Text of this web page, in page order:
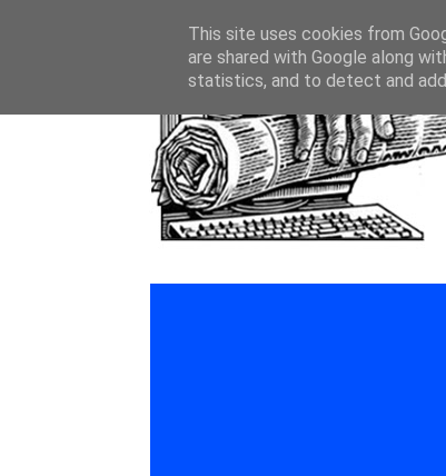
This site uses cookies from
are shared with Google along
statistics, and to detect and